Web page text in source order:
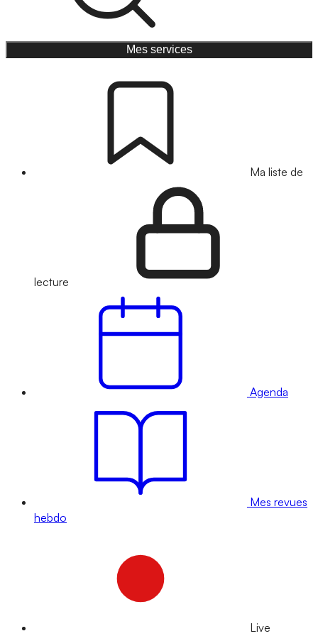
Mes services
Ma liste de
lecture
Agenda
Mes revues
hebdo
Live